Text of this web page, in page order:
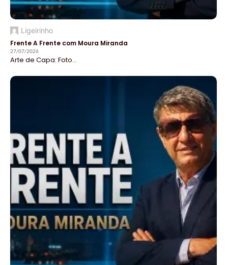
Ligeirinho
Frente A Frente com Moura Miranda
27/07/2026
Arte de Capa: Foto...